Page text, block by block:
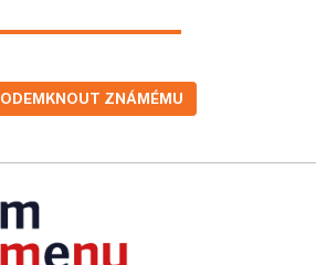
ODEMKNOUT ZNÁMÉMU